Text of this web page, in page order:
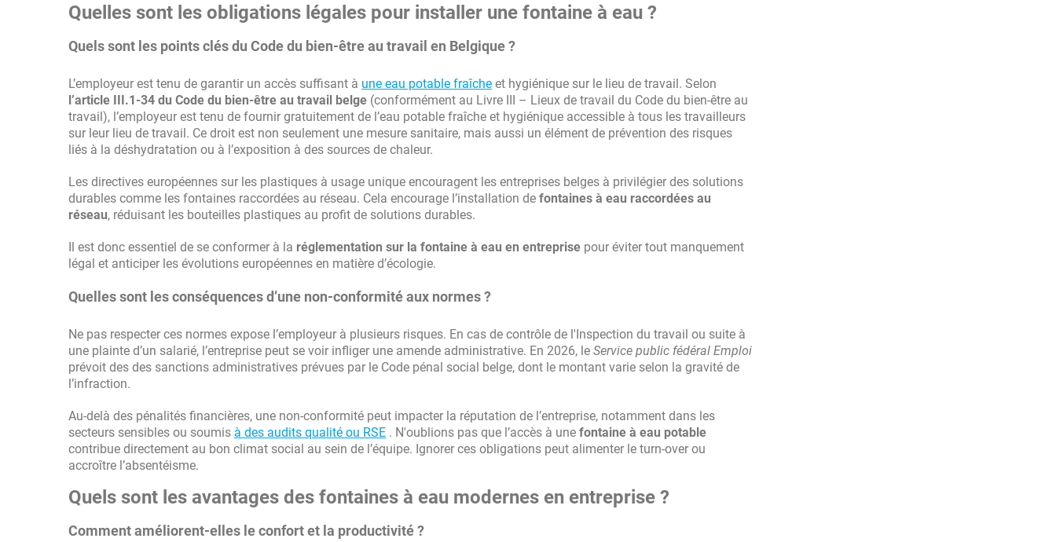
Quelles sont les obligations légales pour installer une fontaine à eau ?
Quels sont les points clés du Code du bien-être au travail en Belgique ?
L’employeur est tenu de garantir un accès suffisant à une eau potable fraîche et hygiénique sur le lieu de travail. Selon
l’article III.1-34 du Code du bien-être au travail belge (conformément au Livre III – Lieux de travail du Code du bien-être au
travail), l’employeur est tenu de fournir gratuitement de l’eau potable fraîche et hygiénique accessible à tous les travailleurs
sur leur lieu de travail. Ce droit est non seulement une mesure sanitaire, mais aussi un élément de prévention des risques
liés à la déshydratation ou à l’exposition à des sources de chaleur.
Les directives européennes sur les plastiques à usage unique encouragent les entreprises belges à privilégier des solutions
durables comme les fontaines raccordées au réseau. Cela encourage l’installation de fontaines à eau raccordées au
réseau, réduisant les bouteilles plastiques au profit de solutions durables.
Il est donc essentiel de se conformer à la réglementation sur la fontaine à eau en entreprise pour éviter tout manquement
légal et anticiper les évolutions européennes en matière d’écologie.
Quelles sont les conséquences d’une non-conformité aux normes ?
Ne pas respecter ces normes expose l’employeur à plusieurs risques. En cas de contrôle de l'Inspection du travail ou suite à
une plainte d’un salarié, l’entreprise peut se voir infliger une amende administrative. En 2026, le Service public fédéral Emploi
prévoit des des sanctions administratives prévues par le Code pénal social belge, dont le montant varie selon la gravité de
l’infraction.
Au-delà des pénalités financières, une non-conformité peut impacter la réputation de l’entreprise, notamment dans les
secteurs sensibles ou soumis à des audits qualité ou RSE . N'oublions pas que l’accès à une fontaine à eau potable
contribue directement au bon climat social au sein de l’équipe. Ignorer ces obligations peut alimenter le turn-over ou
accroître l’absentéisme.
Quels sont les avantages des fontaines à eau modernes en entreprise ?
Comment améliorent-elles le confort et la productivité ?